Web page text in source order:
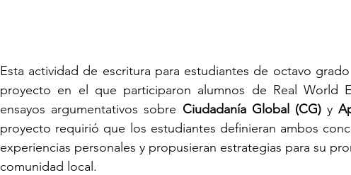
Esta actividad de escritura para estudiantes de octavo
proyecto en el que participaron alumnos de Real World
ensayos argumentativos sobre Ciudadanía Global (CG) y
proyecto requirió que los estudiantes definieran ambos
experiencias personales y propusieran estrategias para su
comunidad local.